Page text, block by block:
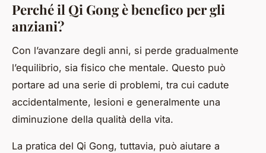
Perché il Qi Gong è benefico per gli
anziani?
Con l’avanzare degli anni, si perde gradualmente
l’equilibrio, sia fisico che mentale. Questo può
portare ad una serie di problemi, tra cui cadute
accidentalmente, lesioni e generalmente una
diminuzione della qualità della vita.
La pratica del Qi Gong, tuttavia, può aiutare a